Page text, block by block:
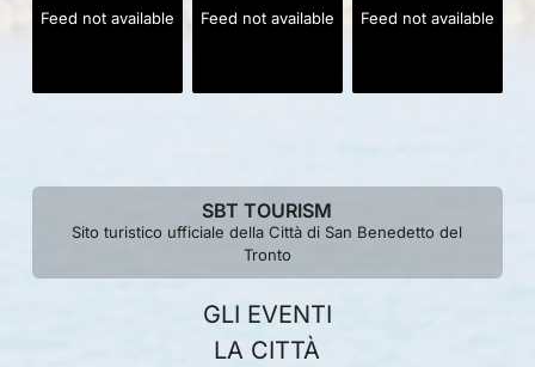
Feed not available Feed not available Feed not available
SBT TOURISM
Sito turistico ufficiale della Città di San Benedetto del
Tronto
GLI EVENTI
LA CITTÀ